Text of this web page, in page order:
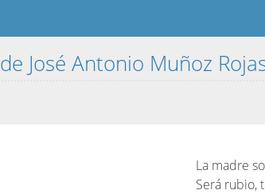
José Antonio Muñoz
La madre
Será rubio,